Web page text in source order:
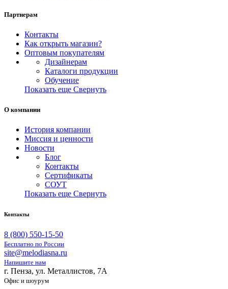
Партнерам
Контакты
Как открыть магазин?
Оптовым покупателям
Дизайнерам
Каталоги продукции
Обучение
Показать еще Свернуть
О компании
История компании
Миссия и ценности
Новости
Блог
Контакты
Сертификаты
СОУТ
Показать еще Свернуть
Контакты
8 (800) 550-15-50
Бесплатно по России
site@melodiasna.ru
Напишите нам
г. Пенза, ул. Металлистов, 7А
Офис и шоурум